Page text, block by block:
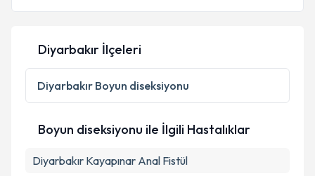
Kişisel verilerimin işlenmesine ilişkinAydınlatma
Metni
'ni okudum ve kişisel verilerimin belirtilen
kapsamda işlenmesini kabul ediyorum.
Takvim Talebini Gönder
Diyarbakır İlçeleri
Diyarbakır Boyun diseksiyonu
Boyun diseksiyonu ile İlgili Hastalıklar
Diyarbakır Kayapınar Anal Fistül